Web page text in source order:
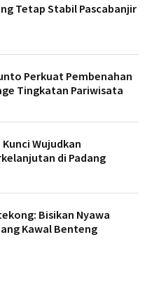
Tetap Stabil Pascabanjir
Perkuat Pembenahan
Tingkatan Pariwisata
Wujudkan
di Padang
Bisikan Nyawa
Kawal Benteng